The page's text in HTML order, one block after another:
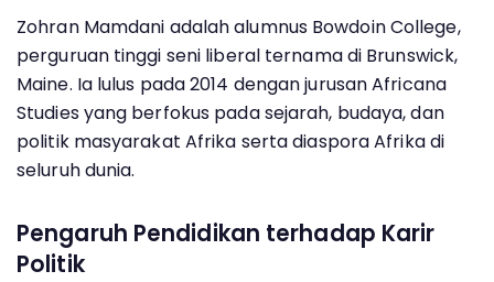
Zohran Mamdani adalah alumnus Bowdoin College,
perguruan tinggi seni liberal ternama di Brunswick,
Maine. Ia lulus pada 2014 dengan jurusan Africana
Studies yang berfokus pada sejarah, budaya, dan
politik masyarakat Afrika serta diaspora Afrika di
seluruh dunia.
Pengaruh Pendidikan terhadap Karir
Politik